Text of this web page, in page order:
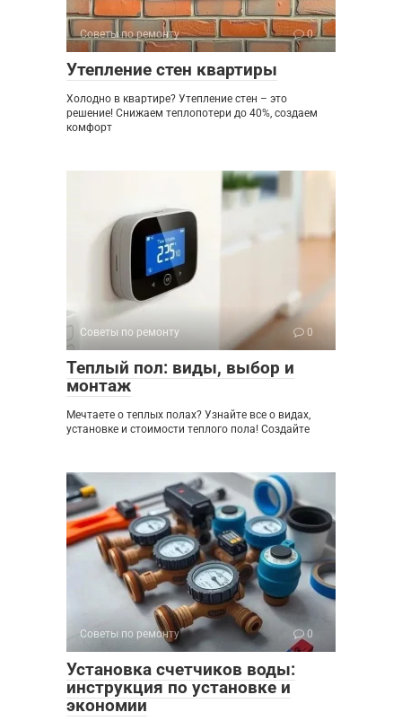
Советы по ремонту 0
Утепление стен квартиры
Холодно в квартире? Утепление стен – это
решение! Снижаем теплопотери до 40%, создаем
комфорт
Советы по ремонту 0
Теплый пол: виды, выбор и
монтаж
Мечтаете о теплых полах? Узнайте все о видах,
установке и стоимости теплого пола! Создайте
Советы по ремонту 0
Установка счетчиков воды:
инструкция по установке и
экономии